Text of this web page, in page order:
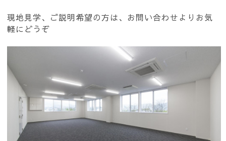
現地見学、ご説明希望の方は、お問い合わせよりお気
軽にどうぞ